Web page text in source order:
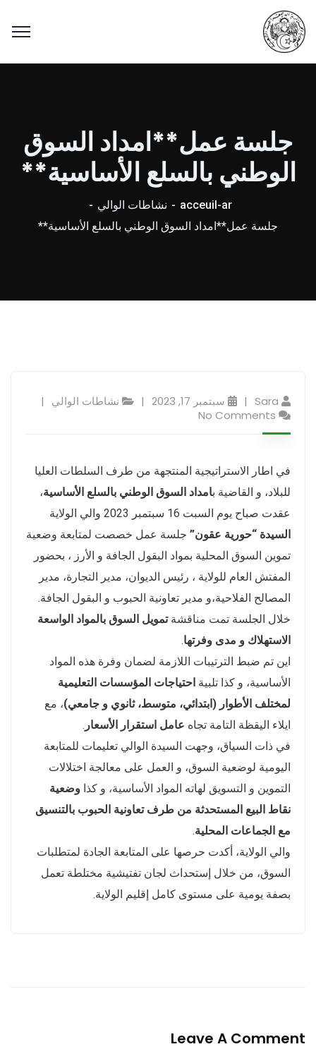
جلسة عمل**امداد السوق
الوطني بالسلع الأساسية**
acceuil-ar
نشاطات الوالي
جلسة عمل**امداد السوق الوطني بالسلع الأساسية**
Sara سبتمبر 17, 2023
نشاطات الوالي
No Comments
في اطار الاستراتيجية المنتجهة من طرف السلطات العليا
للبلاد، و القاضية بامداد السوق الوطني بالسلع الأساسية،
عقدت صباح يوم السبت 16 سبتمبر 2023 والي الولاية
السيدة “حورية عقون” جلسة عمل خصصت لمتابعة وضعية
تموين السوق المحلية بمواد البقول الجافة و الأرز ، بحضور
المفتش العام للولاية ، رئيس الديوان، مدير التجارة، مدير
المصالح الفلاحية،و مدير تعاونية الحبوب و البقول الجافة.
خلال الجلسة تمت مناقشةتمويل السوق بالمواد الواسعة
الاستهلاك و مدى وفرتها.
اين تم ضبط الترتيبات اللازمة لضمان وفرة هذه المواد
الأساسية، و كذا تلبية احتياجات المؤسسات التعليمية
لمختلف الأطوار (ابتدائي، متوسط، ثانوي و جامعي)، مع
ايلاء اليقظة التامة تجاه عامل استقرار الأسعار .
في ذات السياق، وجهت السيدة الوالي تعليمات للمتابعة
اليومية لوضعية السوق، و العمل على معالجة اختلالات
التموين و التسويق لهاته المواد الأساسية، و كذا وضعية
نقاط البيع المستحدثة من طرف تعاونية الحبوب بالتنسيق
مع الجماعات المحلية.
والي الولاية، أكدت حرصها على المتابعة الجادة لمتطلبات
السوق، من خلال إستحداث لجان تفتيشية مختلطة تعمل
بصفة يومية على مستوى كامل إقليم الولاية.
Leave A Comment